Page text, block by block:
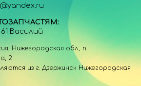
61 Василий
Нижегородская обл., п.
2
из г. Дзержинск Нижегородская